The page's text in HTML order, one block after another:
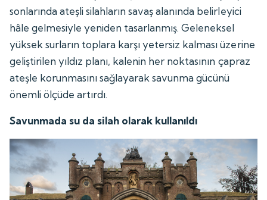
sonlarında ateşli silahların savaş alanında belirleyici
hâle gelmesiyle yeniden tasarlanmış. Geleneksel
yüksek surların toplara karşı yetersiz kalması üzerine
geliştirilen yıldız planı, kalenin her noktasının çapraz
ateşle korunmasını sağlayarak savunma gücünü
önemli ölçüde artırdı.
Savunmada su da silah olarak kullanıldı